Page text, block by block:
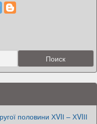
половини ХVIІ – ХVIІІ